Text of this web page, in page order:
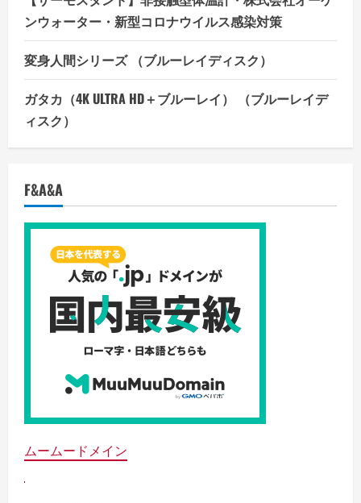
ンウォーター・新型コロナウイルス感染対策
変身人間シリーズ （ブルーレイディスク）
ガタカ（4K ULTRA HD＋ブルーレイ） （ブルーレイデ
ィスク）
F&A&A
ムームードメイン